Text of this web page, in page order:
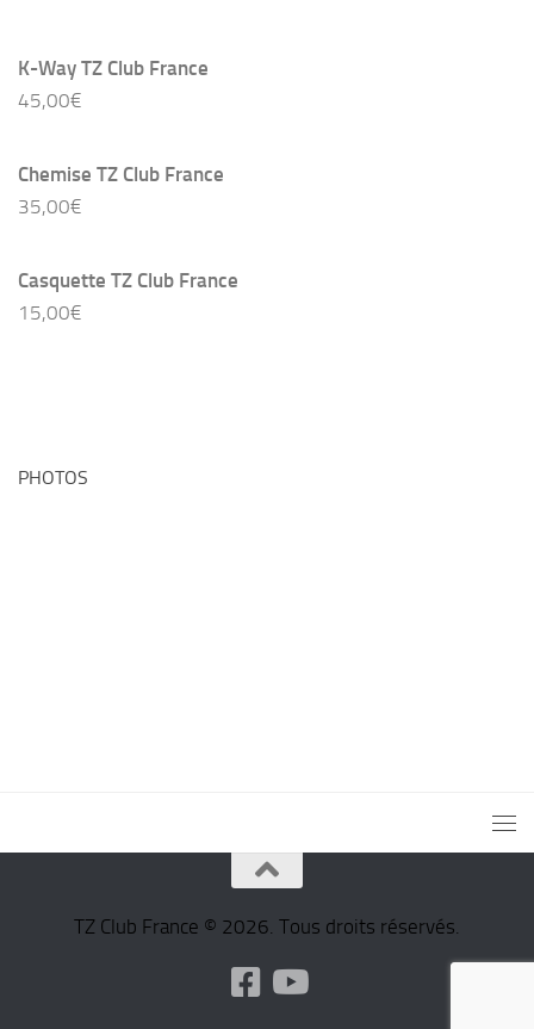
K-Way TZ Club France
45,00€
Chemise TZ Club France
35,00€
Casquette TZ Club France
15,00€
PHOTOS
TZ Club France © 2026. Tous droits réservés.